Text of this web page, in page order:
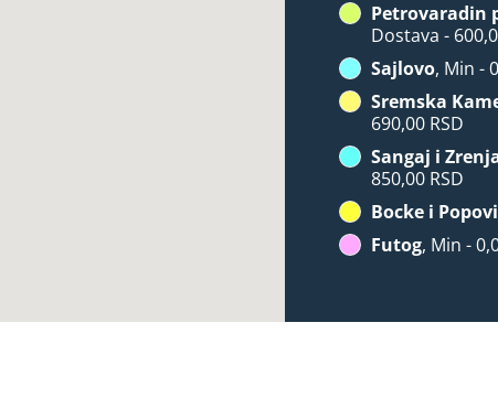
Petrovaradin
Dostava -
Sajlovo, Min -
Sremska
690,00 RSD
Sangaj i
850,00 RSD
Bocke i
Futog, Min -